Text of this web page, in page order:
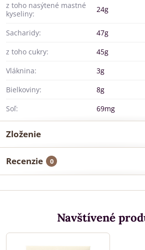
z toho nasýtené mastné
kyseliny:
24g
Sacharidy:
47g
z toho cukry:
45g
Vláknina:
3g
Bielkoviny:
8g
Soľ:
69mg
Zloženie
Recenzie 0
Navštívené